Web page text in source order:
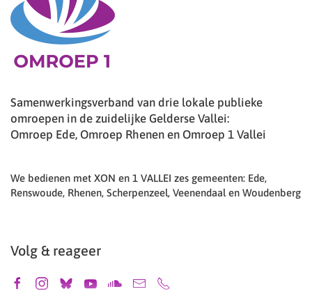
Samenwerkingsverband van drie lokale publieke
omroepen in de zuidelijke Gelderse Vallei:
Omroep Ede, Omroep Rhenen en Omroep 1 Vallei
We bedienen met XON en 1 VALLEI zes gemeenten: Ede,
Renswoude, Rhenen, Scherpenzeel, Veenendaal en Woudenberg
Volg & reageer